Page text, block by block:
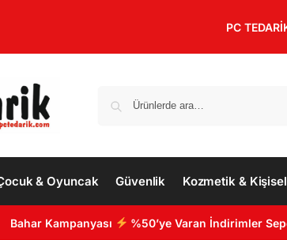
PC
& Oyuncak Güvenlik Kozmetik & Kişisel
Bahar Kampanyası %50’ye Varan İndirimler